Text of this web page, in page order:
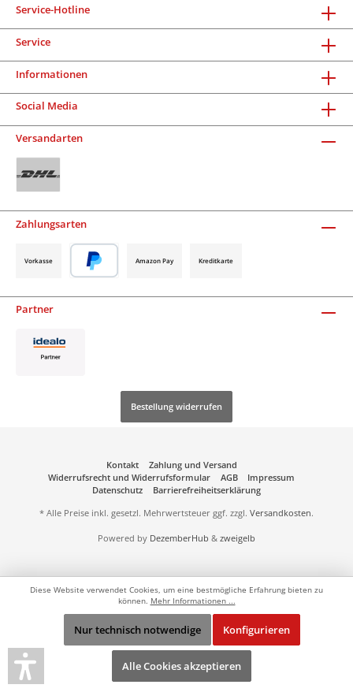
Service-Hotline
Service
Informationen
Social Media
Versandarten
Zahlungsarten
Vorkasse Amazon Pay Kreditkarte
Partner
Bestellung widerrufen
Kontakt
Zahlung und Versand
Widerrufsrecht und Widerrufsformular
AGB
Impressum
Datenschutz
Barrierefreiheitserklärung
* Alle Preise inkl. gesetzl. Mehrwertsteuer ggf. zzgl. Versandkosten.
Powered by DezemberHub & zweigelb
Diese Website verwendet Cookies, um eine bestmögliche Erfahrung bieten zu
können. Mehr Informationen ...
Nur technisch notwendige Konfigurieren
Alle Cookies akzeptieren